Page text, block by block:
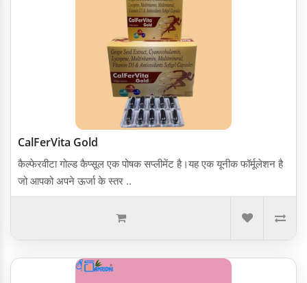
CalFerVita Gold
कैल्फेरवीटा गोल्ड कैप्सूल एक पोषक सप्लीमेंट है।यह एक यूनीक फॉर्मूलेशन है
जो आपको अपने ऊर्जा के स्तर ..